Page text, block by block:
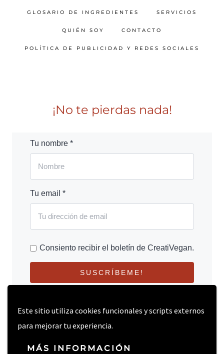
Este sitio utiliza cookies funcionales y scripts externos
para mejorar tu experiencia.
MÁS INFORMACIÓN
GLOSARIO DE INGREDIENTES SERVICIOS
QUIÉN SOY CONTACTO
POLÍTICA DE PUBLICIDAD Y REDES SOCIALES
¡No te pierdas nada!
Tu nombre *
Tu email *
Consiento recibir el boletín de CreatiVegan.
SUSCRÍBEME!